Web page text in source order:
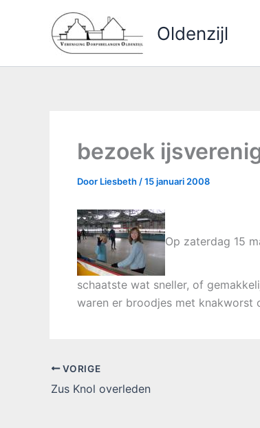
Oldenzijl
bezoek
Door Liesbeth /15 januari 2008
Op zaterdag 15
schaatste wat sneller, of
waren er broodjes met knakworst
VORIGE
Zus Knol overleden